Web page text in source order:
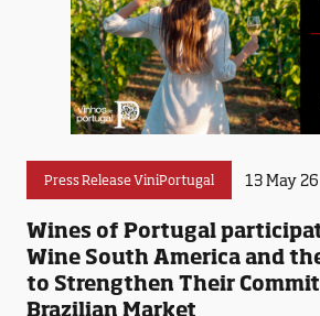
Press Release ViniPortugal 13 May 26
Wines of Portugal
Wine South America and
to Strengthen Their
Brazilian Market